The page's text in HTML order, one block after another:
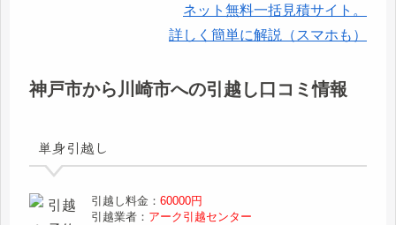
ネット無料一括見積サイト。
詳しく簡単に解説（スマホも）
神戸市から川崎市への引越し口コミ情報
単身引越し
引越し料金：60000円
引越業者： アーク引越センター